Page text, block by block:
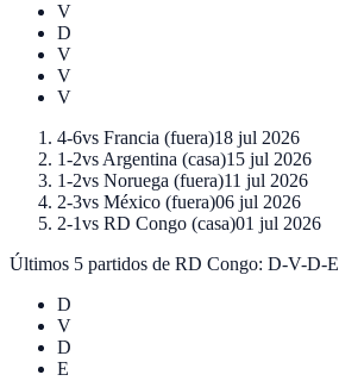
V
D
V
V
V
4-6vs Francia (fuera)18 jul 2026
1-2vs Argentina (casa)15 jul 2026
1-2vs Noruega (fuera)11 jul 2026
2-3vs México (fuera)06 jul 2026
2-1vs RD Congo (casa)01 jul 2026
Últimos 5 partidos de RD Congo: D-V-D-E
D
V
D
E